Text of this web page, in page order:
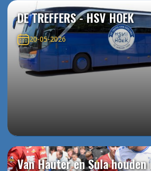
DE TREFFERS - HSV HOEK
20-05-2026
Van Hauter en Sula houden